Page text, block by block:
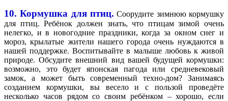
10. Кормушка для птиц. Соорудите зимнюю кормушку
для птиц. Ребёнок должен знать, что птицам зимой очень
нелегко, и в новогодние праздники, когда за окном снег и
мороз, крылатые жители нашего города очень нуждаются в
нашей поддержке. Воспитывайте в малыше любовь к живой
природе. Обсудите внешний вид вашей будущей кормушки:
возможно, это будет японская пагода или средневековый
замок, а может быть современный техно-дом? Занимаясь
созданием кормушки, вы весело и с пользой проведёте
несколько часов рядом со своим ребёнком – хорошо, если